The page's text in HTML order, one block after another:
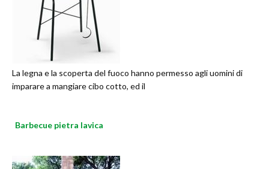
La legna e la scoperta del fuoco hanno permesso agli uomini di
imparare a mangiare cibo cotto, ed il
Barbecue pietra lavica